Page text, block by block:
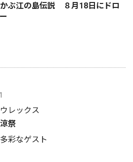
ぶ江の島伝説 ８月18日にドロ
レックス
祭
彩なゲスト